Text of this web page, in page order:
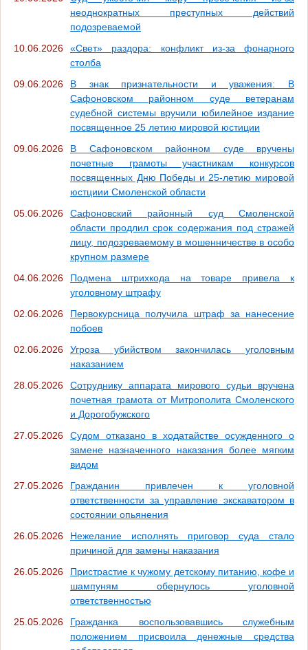
неоднократных преступных действий
подозреваемой
10.06.2026
«Свет» раздора: конфликт из-за фонарного
столба
09.06.2026
В знак признательности и уважения: В
Сафоновском районном суде ветеранам
судебной системы вручили юбилейное издание
посвященное 25 летию мировой юстиции
09.06.2026
В Сафоновском районном суде вручены
почетные грамоты участникам конкурсов
посвященных Дню Победы и 25-летию мировой
юстциии Смоленской области
05.06.2026
Сафоновский районный суд Смоленской
области продлил срок содержания под стражей
лицу, подозреваемому в мошенничестве в особо
крупном размере
04.06.2026
Подмена штрихкода на товаре привела к
уголовному штрафу
02.06.2026
Первокурсница получила штраф за нанесение
побоев
02.06.2026
Угроза убийством закончилась уголовным
наказанием
28.05.2026
Сотруднику аппарата мирового судьи вручена
почетная грамота от Митрополита Смоленского
и Дорогобужского
27.05.2026
Судом отказано в ходатайстве осужденного о
замене назначенного наказания более мягким
видом
27.05.2026
Гражданин привлечен к уголовной
ответственности за управление экскаватором в
состоянии опьянения
26.05.2026
Нежелание исполнять приговор суда стало
причиной для замены наказания
26.05.2026
Пристрастие к чужому детскому питанию, кофе и
шампуням обернулось уголовной
ответственностью
25.05.2026
Гражданка воспользовавшись служебным
положением присвоила денежные средства